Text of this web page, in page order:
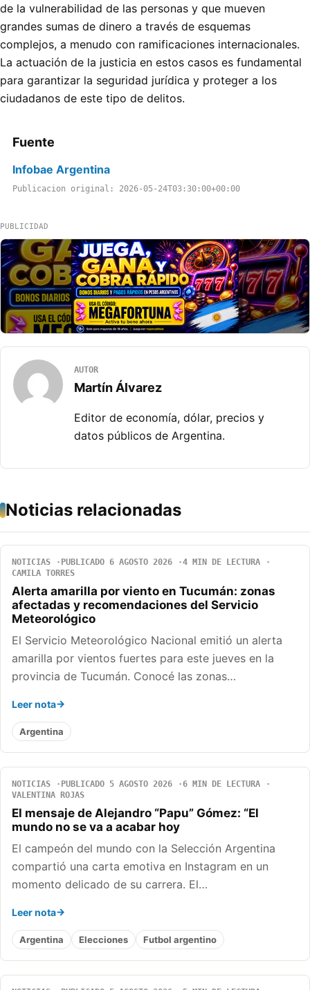
de la vulnerabilidad de las personas y que mueven
grandes sumas de dinero a través de esquemas
complejos, a menudo con ramificaciones internacionales.
La actuación de la justicia en estos casos es fundamental
para garantizar la seguridad jurídica y proteger a los
ciudadanos de este tipo de delitos.
Fuente
Infobae Argentina
Publicacion original: 2026-05-24T03:30:00+00:00
PUBLICIDAD
AUTOR
Martín Álvarez
Editor de economía, dólar, precios y
datos públicos de Argentina.
Noticias relacionadas
NOTICIAS PUBLICADO 6 AGOSTO 2026
4 MIN DE LECTURA
CAMILA TORRES
Alerta amarilla por viento en Tucumán: zonas
afectadas y recomendaciones del Servicio
Meteorológico
El Servicio Meteorológico Nacional emitió un alerta
amarilla por vientos fuertes para este jueves en la
provincia de Tucumán. Conocé las zonas…
Leer nota
Argentina
NOTICIAS PUBLICADO 5 AGOSTO 2026
6 MIN DE LECTURA
VALENTINA ROJAS
El mensaje de Alejandro “Papu” Gómez: “El
mundo no se va a acabar hoy
El campeón del mundo con la Selección Argentina
compartió una carta emotiva en Instagram en un
momento delicado de su carrera. El…
Leer nota
Argentina Elecciones Futbol argentino